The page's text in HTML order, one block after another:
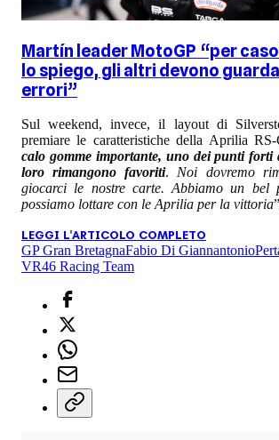
Martín leader MotoGP “per
lo spiego, gli altri devono
errori”
Sul weekend, invece, il layout di
premiare le caratteristiche della Aprilia RS-
calo gomme importante, uno dei punti
loro rimangono favoriti. Noi dovremo
giocarci le nostre carte. Abbiamo un bel
possiamo lottare con le Aprilia per la vittoria
LEGGI L'ARTICOLO COMPLETO
GP Gran BretagnaFabio Di Giannantonio
VR46 Racing Team